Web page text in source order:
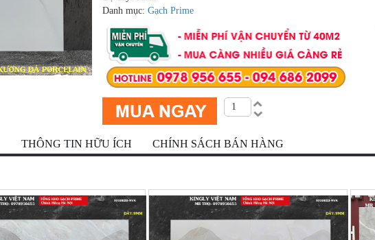
Danh mục: Gạch Prime
THÔNG TIN HỮU ÍCH CHÍNH SÁCH BÁN HÀNG